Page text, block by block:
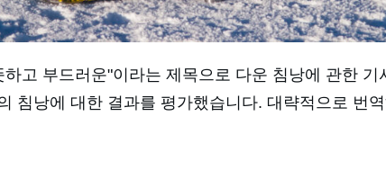
고 부드러운"이라는 제목으로 다운 침낭에 관한 기
침낭에 대한 결과를 평가했습니다. 대략적으로 번